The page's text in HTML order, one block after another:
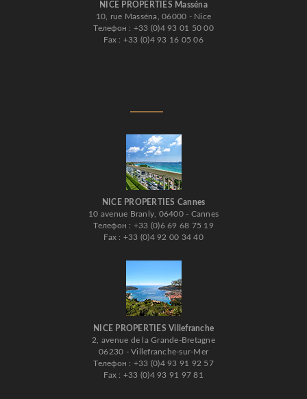
NICE PROPERTIES Masséna
10, rue Masséna, 06000 - Nice
Телефон : +33 (0)4 93 01 50 00
Fax : +33 (0)4 93 16 05 06
NICE PROPERTIES Cannes
10 avenue Branly, 06400 - Cannes
Телефон : +33 (0)6 69 68 75 19
Fax : +33 (0)4 92 00 34 40
NICE PROPERTIES Villefranche
2, avenue de la Grande-Bretagne
06230 - Villefranche-sur-Mer
Телефон : +33 (0)4 93 91 92 57
Fax : +33 (0)4 93 91 97 81